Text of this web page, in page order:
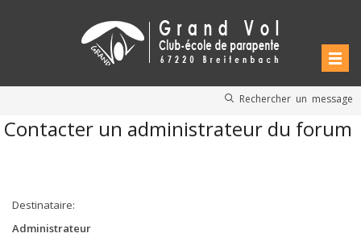
Rechercher un message
Contacter un administrateur du forum
Destinataire:
Administrateur